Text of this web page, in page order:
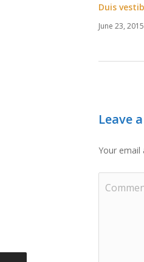
Duis
June 23, 2015
Leave
Your email